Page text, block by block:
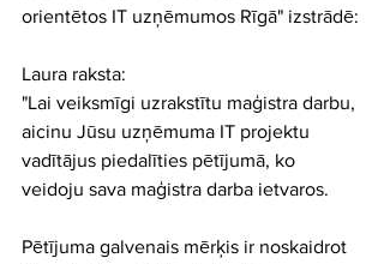
orientētos IT uzņēmumos Rīgā" izstrādē:
Laura raksta:
"Lai veiksmīgi uzrakstītu maģistra darbu,
aicinu Jūsu uzņēmuma IT projektu
vadītājus piedalīties pētījumā, ko
veidoju sava maģistra darba ietvaros.
Pētījuma galvenais mērķis ir noskaidrot